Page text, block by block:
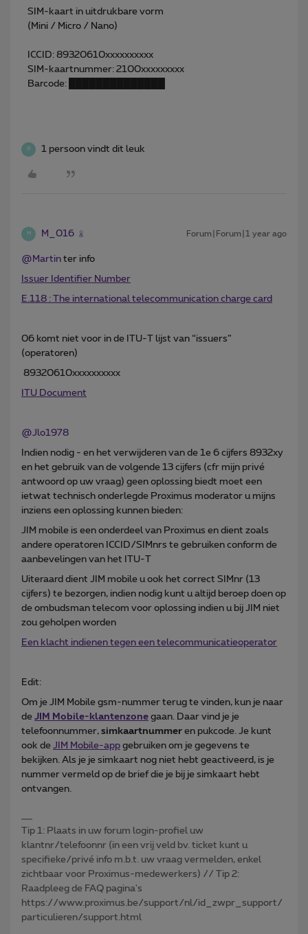
SIM-kaart in uitdrukbare vorm
(Mini / Micro / Nano)
ICCID: 89320610xxxxxxxxxx
SIM-kaartnummer: 2100xxxxxxxxx
Barcode: ██████████████
R 1 persoon vindt dit leuk
M M_016 Forum|Forum|1 year ago
@Martin ter info
Issuer Identifier Number
E.118 : The international telecommunication charge card
06 komt niet voor in de ITU-T lijst van “issuers”
(operatoren)
89320610xxxxxxxxxx
ITU Document
@Jlo1978
Indien nodig - en het verwijderen van de 1e 6 cijfers 8932xy
en het gebruik van de volgende 13 cijfers (cfr mijn privé
antwoord op uw vraag) geen oplossing biedt moet een
ietwat technisch onderlegde Proximus moderator u mijns
inziens een oplossing kunnen bieden:
JIM mobile is een onderdeel van Proximus en dient zoals
andere operatoren ICCID/SIMnrs te gebruiken conform de
aanbevelingen van het ITU-T
Uiteraard dient JIM mobile u ook het correct SIMnr (13
cijfers) te bezorgen, indien nodig kunt u altijd beroep doen op
de ombudsman telecom voor oplossing indien u bij JIM niet
zou geholpen worden
Een klacht indienen tegen een telecommunicatieoperator
Edit:
Om je JIM Mobile gsm-nummer terug te vinden, kun je naar
de JIM Mobile-klantenzone gaan. Daar vind je je
telefoonnummer, simkaartnummer en pukcode. Je kunt
ook de JIM Mobile-app gebruiken om je gegevens te
bekijken. Als je je simkaart nog niet hebt geactiveerd, is je
nummer vermeld op de brief die je bij je simkaart hebt
ontvangen.
Tip 1: Plaats in uw forum login-profiel uw
klantnr/telefoonnr (in een vrij veld bv. ticket kunt u
specifieke/privé info m.b.t. uw vraag vermelden, enkel
zichtbaar voor Proximus-medewerkers) // Tip 2:
Raadpleeg de FAQ pagina's
https://www.proximus.be/support/nl/id_zwpr_support/
particulieren/support.html